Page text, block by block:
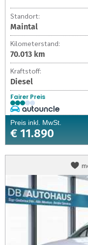
Standort:
Maintal
Kilometerstand:
70.013 km
Kraftstoff:
Diesel
Fairer Preis
Preis inkl. MwSt.
€ 11.890